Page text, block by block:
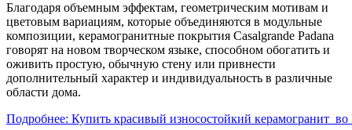
Благодаря объемным эффектам, геометрическим мотивам и
цветовым вариациям, которые объединяются в модульные
композиции, керамогранитные покрытия Casalgrande Padana
говорят на новом творческом языке, способном обогатить и
оживить простую, обычную стену или привнести
дополнительный характер и индивидуальность в различные
области дома.
Подробнее: Купить красивый износостойкий керамогранит во